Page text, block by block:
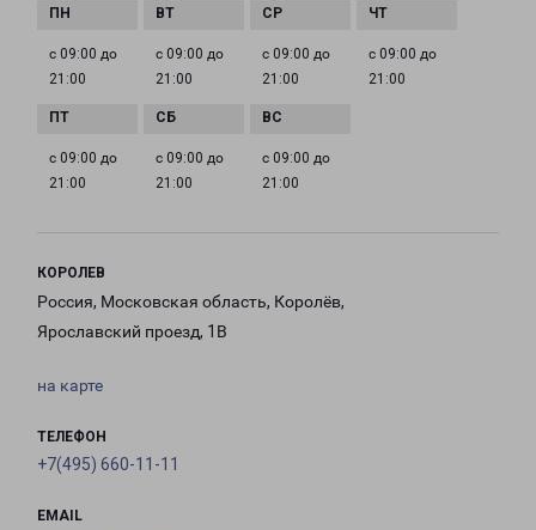
с 09:00 до
21:00
с 09:00 до
21:00
с 09:00 до
21:00
с 09:00 до
21:00
с 09:00 до
21:00
с 09:00 до
21:00
с 09:00 до
21:00
КОРОЛЕВ
Россия, Московская область, Королёв,
Ярославский проезд, 1В
на карте
ТЕЛЕФОН
+7(495) 660-11-11
EMAIL